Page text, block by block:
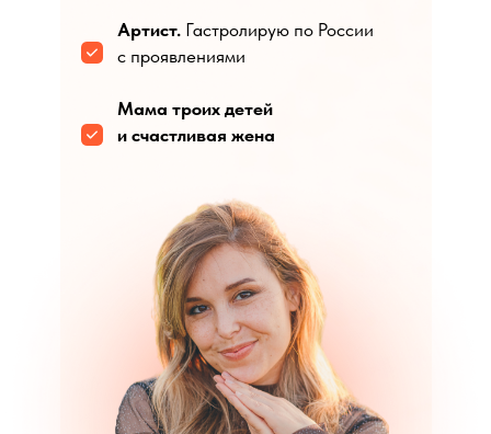
Артист. Гастролирую по России
с проявлениями
Мама троих детей
и счастливая жена